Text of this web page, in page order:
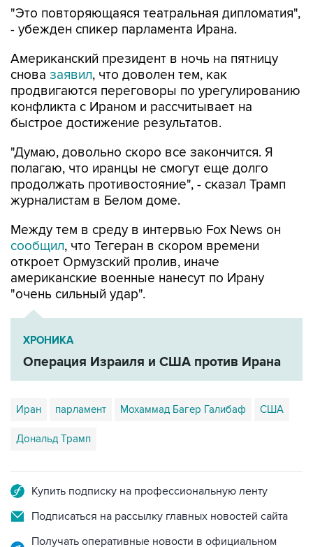
"Это повторяющаяся театральная дипломатия",
- убежден спикер парламента Ирана.
Американский президент в ночь на пятницу
снова заявил, что доволен тем, как
продвигаются переговоры по урегулированию
конфликта с Ираном и рассчитывает на
быстрое достижение результатов.
"Думаю, довольно скоро все закончится. Я
полагаю, что иранцы не смогут еще долго
продолжать противостояние", - сказал Трамп
журналистам в Белом доме.
Между тем в среду в интервью Fox News он
сообщил, что Тегеран в скором времени
откроет Ормузский пролив, иначе
американские военные нанесут по Ирану
"очень сильный удар".
ХРОНИКА
Операция Израиля и США против Ирана
Иран парламент Мохаммад Багер Галибаф США
Дональд Трамп
Купить подписку на профессиональную ленту
Подписаться на рассылку главных новостей сайта
Получать оперативные новости в официальном